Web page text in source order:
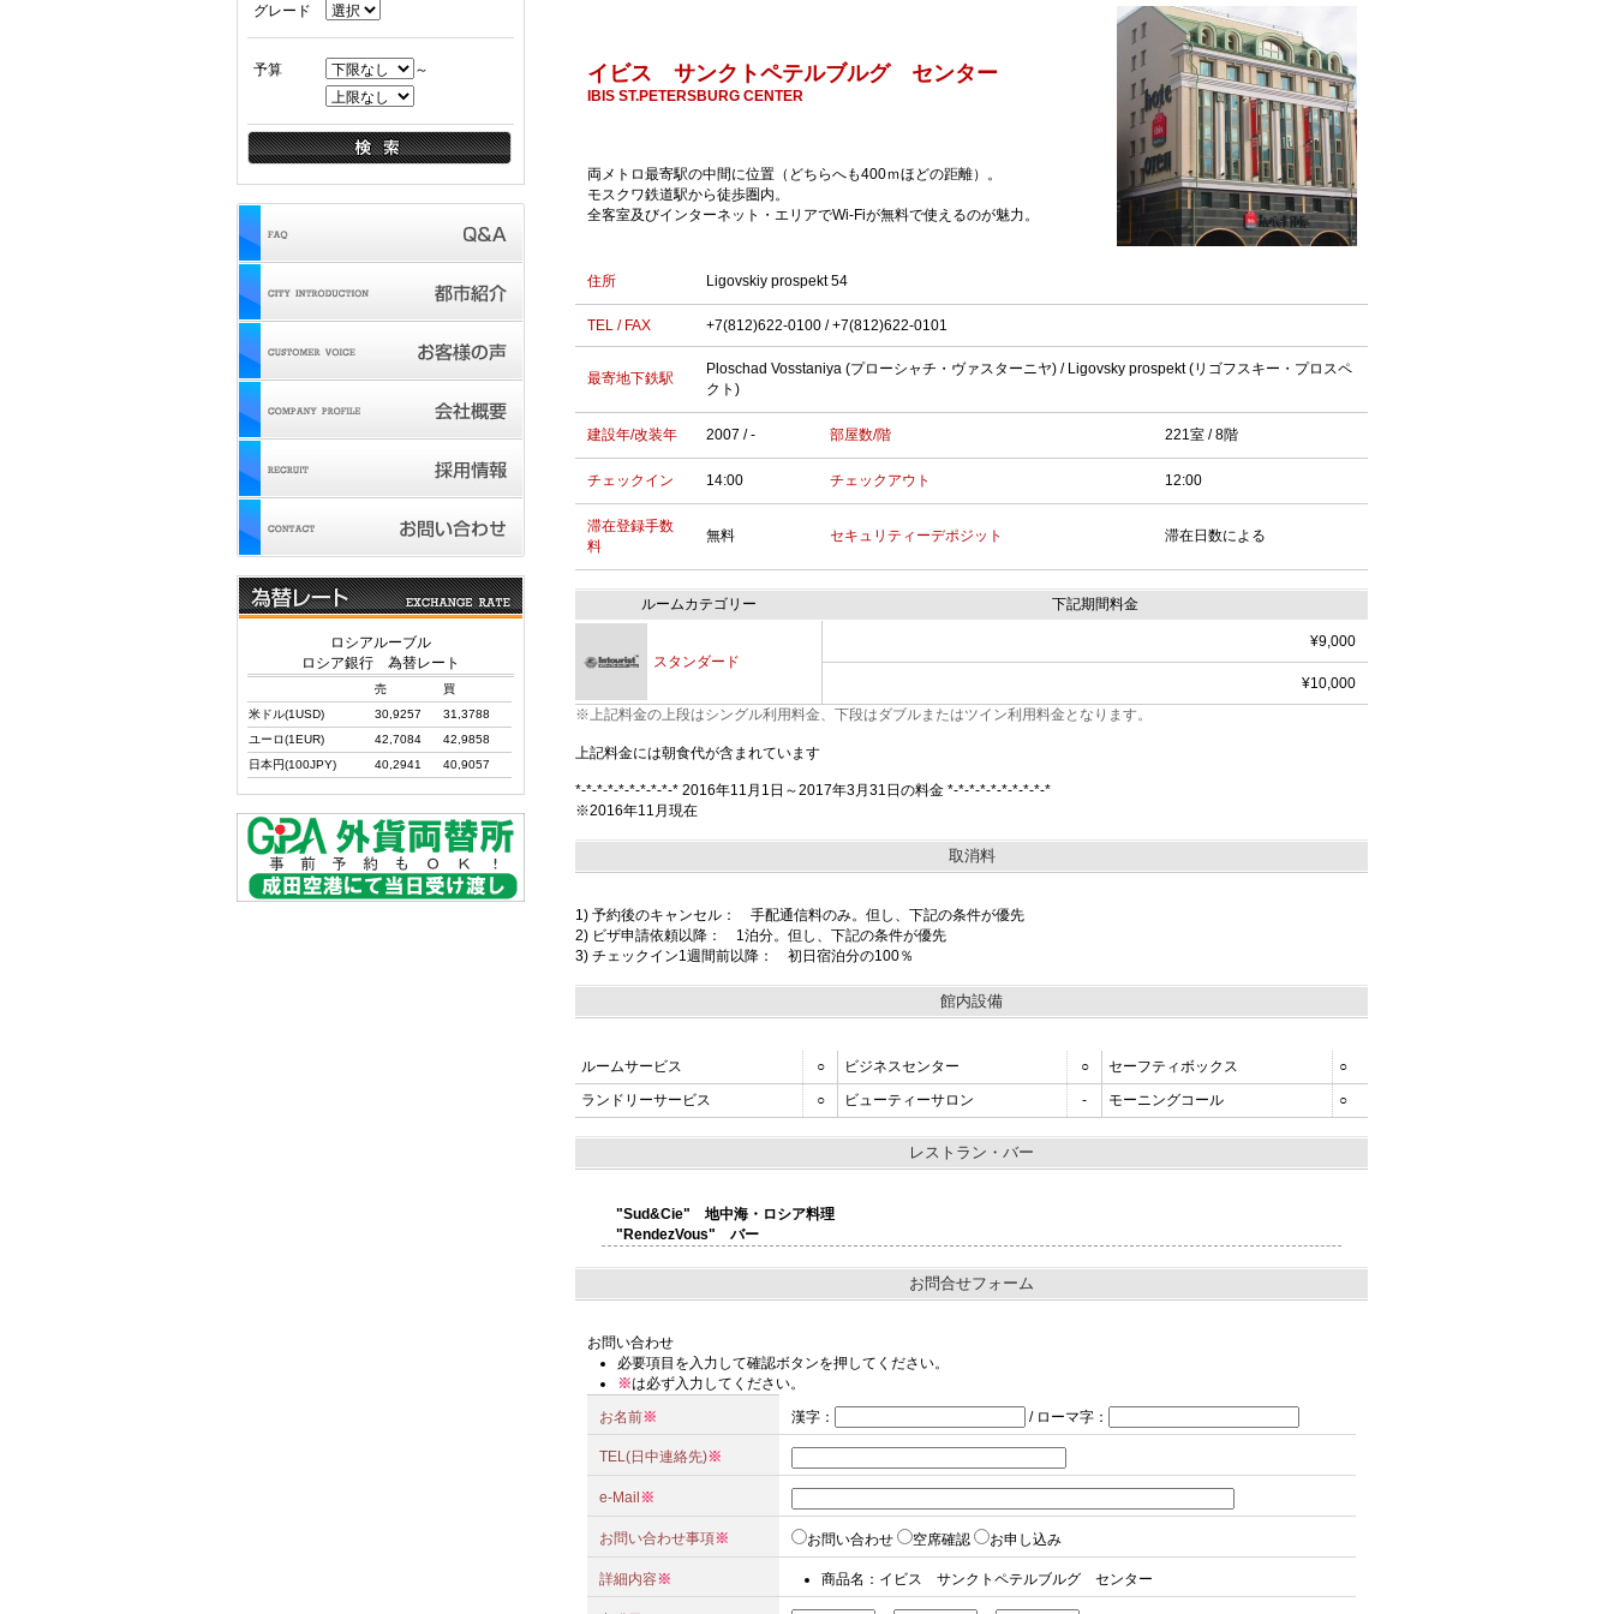
イビス サンクトペテルブルグ センター
IBIS ST.PETERSBURG CENTER
両メトロ最寄駅の中間に位置（どちらへも400ｍほどの距離）。
モスクワ鉄道駅から徒歩圏内。
全客室及びインターネット・エリアでWi-Fiが無料で使えるのが魅力。
住所 Ligovskiy prospekt 54
TEL / FAX +7(812)622-0100 / +7(812)622-0101
最寄地下鉄駅
Ploschad Vosstaniya (プローシャチ・ヴァスターニヤ) / Ligovsky prospekt (リゴフスキー・プロスペ
クト)
建設年/改装年 2007 / - 部屋数/階 221室 / 8階
チェックイン 14:00 チェックアウト 12:00
滞在登録手数
料
無料 セキュリティーデポジット 滞在日数による
ルームカテゴリー 下記期間料金
スタンダード
¥9,000
¥10,000
※上記料金の上段はシングル利用料金、下段はダブルまたはツイン利用料金となります。
上記料金には朝食代が含まれています
*-*-*-*-*-*-*-*-*-* 2016年11月1日～2017年3月31日の料金 *-*-*-*-*-*-*-*-*-*
※2016年11月現在
取消料
1) 予約後のキャンセル： 手配通信料のみ。但し、下記の条件が優先
2) ビザ申請依頼以降： 1泊分。但し、下記の条件が優先
3) チェックイン1週間前以降： 初日宿泊分の100％
館内設備
ルームサービス ○ ビジネスセンター ○ セーフティボックス
○
ランドリーサービス
○ ビューティーサロン - モーニングコール ○
レストラン・バー
"Sud&Cie" 地中海・ロシア料理
"RendezVous" バー
お問合せフォーム
お問い合わせ
必要項目を入力して確認ボタンを押してください。
※は必ず入力してください。
お名前※ 漢字 ： / ローマ字 ：
TEL(日中連絡先)※
e-Mail ※
お問い合わせ事項※ お問い合わせ 空席確認 お申し込み
詳細内容※ 商品名：イビス サンクトペテルブルグ センター
グレード
予算 ～
ロシアルーブル
ロシア銀行 為替レート
売
買
米ドル(1USD)
30,9257
31,3788
ユーロ(1EUR)
42,7084
42,9858
日本円(100JPY)
40,2941 40,9057